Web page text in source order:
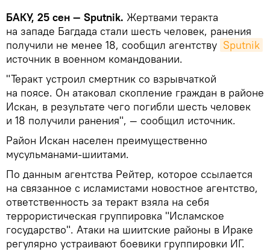
БАКУ, 25 сен — Sputnik. Жертвами теракта
на западе Багдада стали шесть человек, ранения
получили не менее 18, сообщил агентству Sputnik
источник в военном командовании.
"Теракт устроил смертник со взрывчаткой
на поясе. Он атаковал скопление граждан в районе
Искан, в результате чего погибли шесть человек
и 18 получили ранения", — сообщил источник.
Район Искан населен преимущественно
мусульманами-шиитами.
По данным агентства Рейтер, которое ссылается
на связанное с исламистами новостное агентство,
ответственность за теракт взяла на себя
террористическая группировка "Исламское
государство". Атаки на шиитские районы в Ираке
регулярно устраивают боевики группировки ИГ.